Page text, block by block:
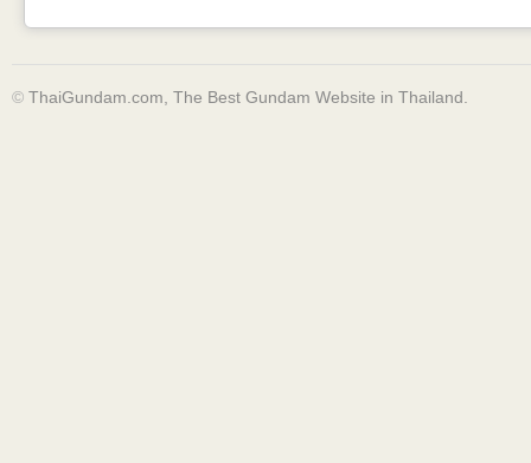
© ThaiGundam.com, The Best Gundam Website in Thailand.